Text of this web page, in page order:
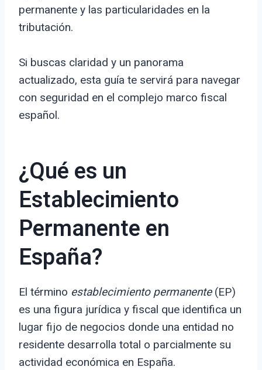
permanente y las particularidades en la
tributación.
Si buscas claridad y un panorama
actualizado, esta guía te servirá para navegar
con seguridad en el complejo marco fiscal
español.
¿Qué es un
Establecimiento
Permanente en
España?
El término establecimiento permanente(EP)
es una figura jurídica y fiscal que identifica un
lugar fijo de negocios donde una entidad no
residente desarrolla total o parcialmente su
actividad económica en España.